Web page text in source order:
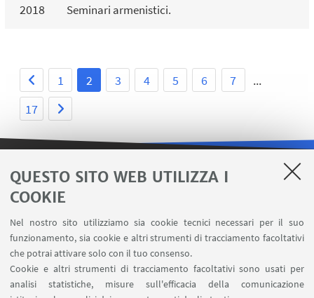
QUESTO SITO WEB UTILIZZA I
COOKIE
Nel nostro sito utilizziamo sia cookie tecnici necessari per il suo
funzionamento, sia cookie e altri strumenti di tracciamento facoltativi
che potrai attivare solo con il tuo consenso.
Cookie e altri strumenti di tracciamento facoltativi sono usati per
analisi statistiche, misure sull'efficacia della comunicazione
2018 Seminari armenistici.
1 2 3 4 5 6 7
...
17
LINK UTILI
Contatti
Carta dei servizi
SEGUI IL DIPARTIMENTO SU: